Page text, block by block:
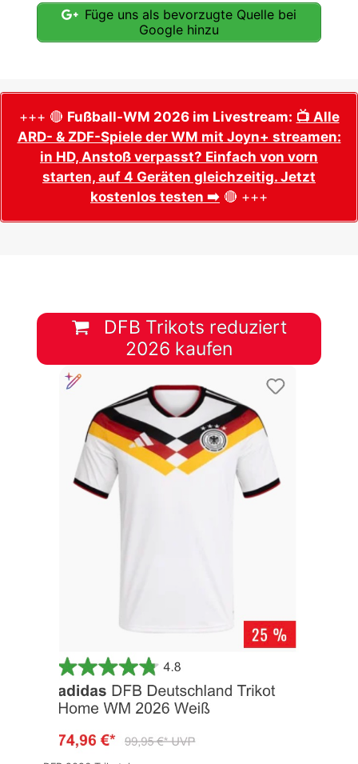
Füge uns als bevorzugte Quelle bei
Google hinzu
+++ 🔴 Fußball-WM 2026 im Livestream: 📺 Alle
ARD- & ZDF-Spiele der WM mit Joyn+ streamen:
in HD, Anstoß verpasst? Einfach von vorn
starten, auf 4 Geräten gleichzeitig. Jetzt
kostenlos testen ➡️ 🔴 +++
DFB Trikots reduziert
2026 kaufen